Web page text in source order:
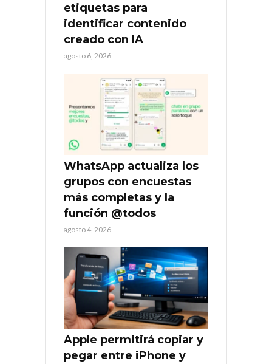
etiquetas para
identificar contenido
creado con IA
agosto 6, 2026
WhatsApp actualiza los
grupos con encuestas
más completas y la
función @todos
agosto 4, 2026
Apple permitirá copiar y
pegar entre iPhone y